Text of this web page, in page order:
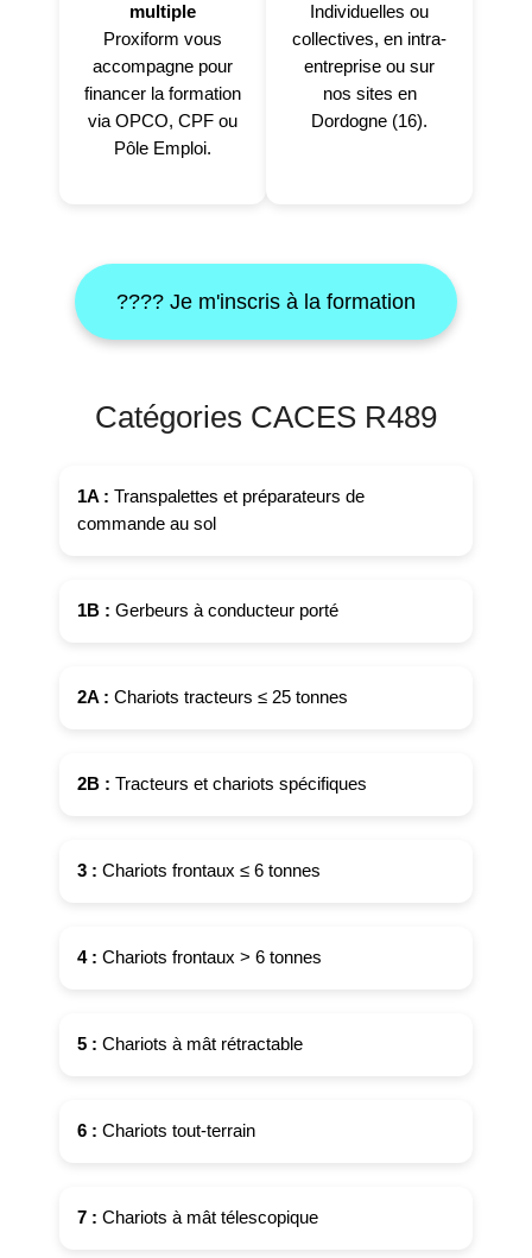
multiple
Proxiform vous
accompagne pour
financer la formation
via OPCO, CPF ou
Pôle Emploi.
Individuelles ou
collectives, en intra-
entreprise ou sur
nos sites en
Dordogne (16).
???? Je m'inscris à la formation
Catégories CACES R489
1A : Transpalettes et préparateurs de
commande au sol
1B : Gerbeurs à conducteur porté
2A : Chariots tracteurs ≤ 25 tonnes
2B : Tracteurs et chariots spécifiques
3 : Chariots frontaux ≤ 6 tonnes
4 : Chariots frontaux > 6 tonnes
5 : Chariots à mât rétractable
6 : Chariots tout-terrain
7 : Chariots à mât télescopique